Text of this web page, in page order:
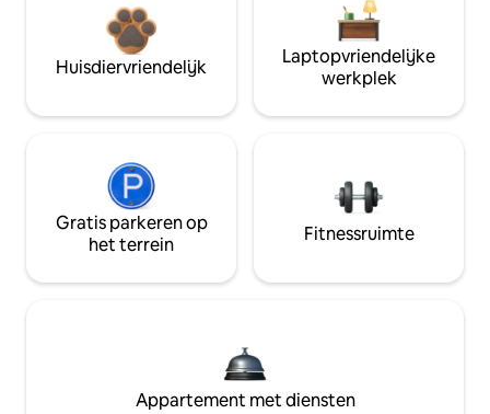
Huisdiervriendelijk
Laptopvriendelijke
werkplek
Gratis parkeren op
het terrein
Fitnessruimte
Appartement met diensten